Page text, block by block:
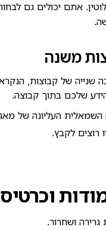
אתם יכולים גם
משנה
שנייה של קבוצות,
שלכם בתוך קבוצה.
השמאלית העליונה של
רוצים לקבץ.
ושחרור.